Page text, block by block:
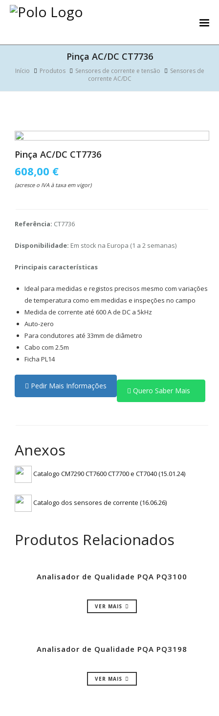
Pinça AC/DC CT7736
Início Produtos Sensores de corrente e tensão
Sensores de
corrente AC/DC
Pinça AC/DC CT7736
608,00 €
(acresce o IVA à taxa em vigor)
Referência: CT7736
Disponibilidade: Em stock na Europa (1 a 2 semanas)
Principais características
Ideal para medidas e registos precisos mesmo com variações
de temperatura como em medidas e inspeções no campo
Medida de corrente até 600 A de DC a 5kHz
Auto-zero
Para condutores até 33mm de diâmetro
Cabo com 2.5m
Ficha PL14
Pedir Mais Informações
Quero Saber Mais
Anexos
Catalogo CM7290 CT7600 CT7700 e CT7040 (15.01.24)
Catalogo dos sensores de corrente (16.06.26)
Produtos Relacionados
Analisador de Qualidade PQA PQ3100
VER MAIS
Analisador de Qualidade PQA PQ3198
VER MAIS